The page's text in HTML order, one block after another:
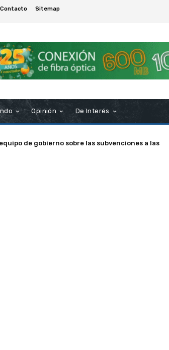
Contacto
Sitemap
Opinión De Interés
de gobierno sobre las subvenciones a las
Manuel Rosendo Sánchez